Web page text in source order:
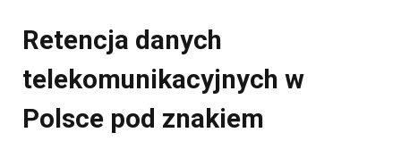
Retencja danych
telekomunikacyjnych w
Polsce pod znakiem